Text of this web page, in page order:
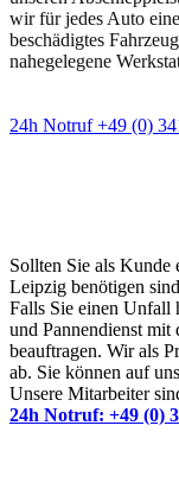
wir für jedes Auto
beschädigtes
nahegelegene
24h Notruf +49 (0)
Sollten Sie als Kunde
Leipzig benötigen
Falls Sie einen Unfall
und Pannendienst
beauftragen. Wir als
ab. Sie können auf
Unsere Mitarbeiter
24h Notruf: +49 (0)